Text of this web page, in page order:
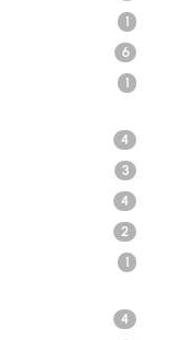
1
6
1
4
3
4
2
1
4